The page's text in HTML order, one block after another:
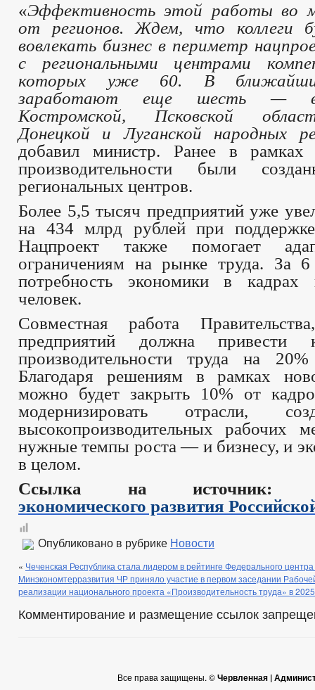
«Эффективность этой работы во
от регионов. Ждем, что коллеги
вовлекать бизнес в периметр
с региональными центрами
которых уже 60. В
заработают еще шесть — в
Костромской, Псковской
Донецкой и Луганской народных
добавил министр. Ранее в рамках
производительности были
региональных центров.
Более 5,5 тысяч предприятий уже
на 434 млрд рублей при
Нацпроект также помогает
ограничениям на рынке труда. За
потребность экономики в
человек.
Совместная работа
предприятий должна
производительности труда на
Благодаря решениям в рамках
можно будет закрыть 10% от
модернизировать отрасли,
высокопроизводительных рабочих
нужные темпы роста — и бизнесу, и
в целом.
Ссылка на
экономического развития
Опубликовано в рубрике Новости
« Чеченская Республика стала лидером в рейтинге Федерального
Минэкономтерразвития ЧР приняло участие в первом заседании
реализации национального проекта «Производительность труда» в 2025
Комментирование и размещение ссылок
Все права защищены. ©Червленная |